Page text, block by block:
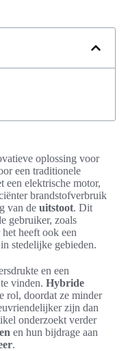
oplossing voor
een traditionele
een elektrische motor,
brandstofverbruik
van de uitstoot. Dit
gebruiker, zoals
heeft ook een
stedelijke gebieden.
en een
vinden. Hybride
rol, doordat ze minder
zijn dan
onderzoekt verder
en hun bijdrage aan
.